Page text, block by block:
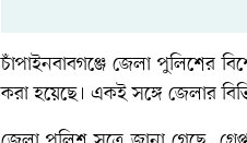
চাঁপাইনবাবগঞ্জে জেলা পুলিশের
করা হয়েছে। একই সঙ্গে জেলার